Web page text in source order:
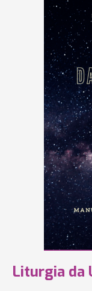
Liturgia da